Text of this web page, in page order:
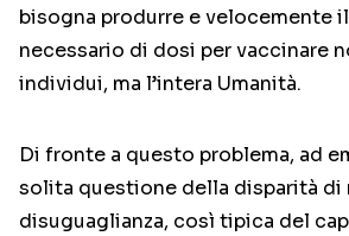
bisogna produrre e velocemente
necessario di dosi per vaccinare
individui, ma l’intera Umanità.
Di fronte a questo problema, ad
solita questione della disparità di
disuguaglianza, così tipica del